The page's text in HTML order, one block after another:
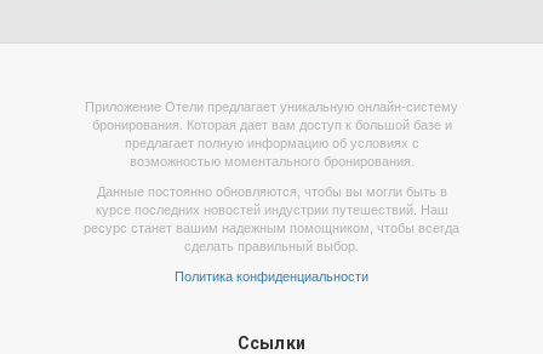
Приложение Отели предлагает уникальную онлайн-систему
бронирования. Которая дает вам доступ к большой базе и
предлагает полную информацию об условиях с
возможностью моментального бронирования.
Данные постоянно обновляются, чтобы вы могли быть в
курсе последних новостей индустрии путешествий. Наш
ресурс станет вашим надежным помощником, чтобы всегда
сделать правильный выбор.
Политика конфиденциальности
Ссылки